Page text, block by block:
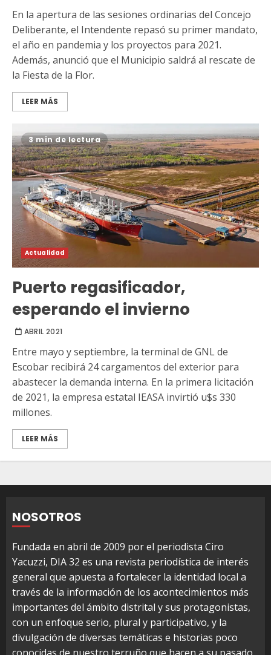
En la apertura de las sesiones ordinarias del Concejo
Deliberante, el Intendente repasó su primer mandato,
el año en pandemia y los proyectos para 2021.
Además, anunció que el Municipio saldrá al rescate de
la Fiesta de la Flor.
LEER MÁS
3 min de lectura
Actualidad
Puerto regasificador,
esperando el invierno
ABRIL 2021
Entre mayo y septiembre, la terminal de GNL de
Escobar recibirá 24 cargamentos del exterior para
abastecer la demanda interna. En la primera licitación
de 2021, la empresa estatal IEASA invirtió u$s 330
millones.
LEER MÁS
NOSOTROS
Fundada en abril de 2009 por el periodista Ciro
Yacuzzi, DIA 32 es una revista periodística de interés
general que apuesta a fortalecer la identidad local a
través de la información de los acontecimientos más
importantes del ámbito distrital y sus protagonistas,
con un enfoque serio, plural y participativo, y la
divulgación de diversas temáticas e historias poco